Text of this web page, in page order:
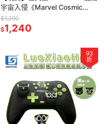
宇宙入侵《Marvel Cosmic
Invasion》中文版 黑豹 美國隊
長
$1,290
$1,240
93
折